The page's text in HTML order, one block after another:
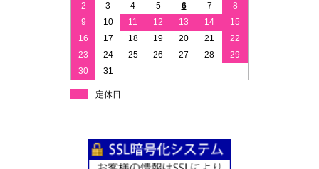
2
3 4 5 6 7
8
9
10 11 12 13 14
15
16
17 18 19 20 21
22
23
24 25 26 27 28
29
30
31
定休日